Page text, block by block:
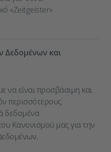
«Zeitgeister»
Δεδομένων και
να είναι προσβάσιμη και
περισσότερους
δεδομένα
Κανονισμού μας για την